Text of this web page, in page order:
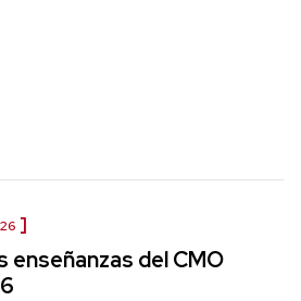
enseñanzas del CMO